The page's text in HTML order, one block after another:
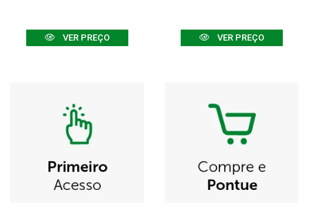
VER PREÇO VER PREÇO